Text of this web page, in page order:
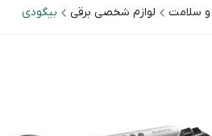
و سلامت لوازم شخصی برقی بیگودی